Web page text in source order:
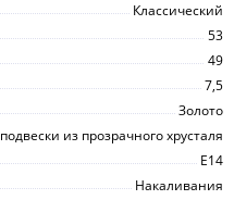
Классический
53
49
7,5
Золото
подвески из прозрачного хрусталя
E14
Накаливания